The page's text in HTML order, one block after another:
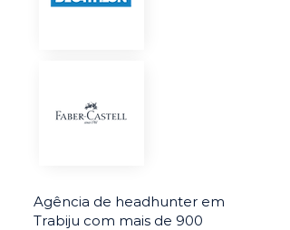
Agência de headhunter em
Trabiju com mais de 900